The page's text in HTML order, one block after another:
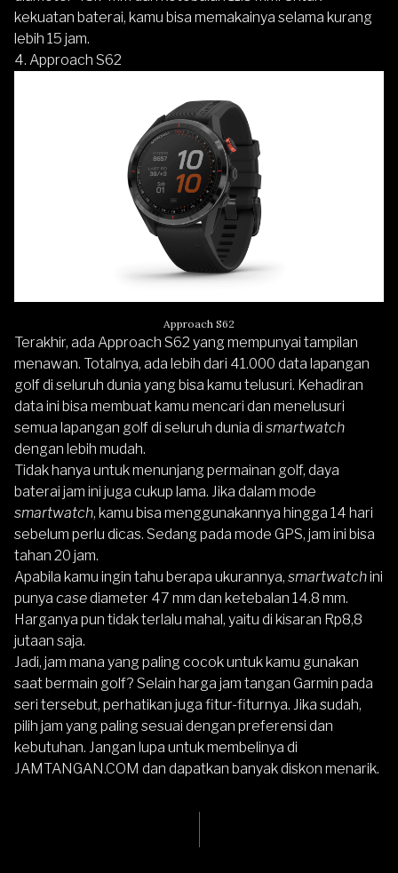
kekuatan baterai, kamu bisa memakainya selama kurang
lebih 15 jam.
4. Approach S62
Approach S62
Terakhir, ada Approach S62 yang mempunyai tampilan
menawan. Totalnya, ada lebih dari 41.000 data lapangan
golf di seluruh dunia yang bisa kamu telusuri. Kehadiran
data ini bisa membuat kamu mencari dan menelusuri
semua lapangan golf di seluruh dunia di smartwatch
dengan lebih mudah.
Tidak hanya untuk menunjang permainan golf, daya
baterai jam ini juga cukup lama. Jika dalam mode
smartwatch, kamu bisa menggunakannya hingga 14 hari
sebelum perlu dicas. Sedang pada mode GPS, jam ini bisa
tahan 20 jam.
Apabila kamu ingin tahu berapa ukurannya, smartwatchini
punya casediameter 47 mm dan ketebalan 14.8 mm.
Harganya pun tidak terlalu mahal, yaitu di kisaran Rp8,8
jutaan saja.
Jadi, jam mana yang paling cocok untuk kamu gunakan
saat bermain golf? Selain harga jam tangan Garmin pada
seri tersebut, perhatikan juga fitur-fiturnya. Jika sudah,
pilih jam yang paling sesuai dengan preferensi dan
kebutuhan. Jangan lupa untuk membelinya di
JAMTANGAN.COM dan dapatkan banyak diskon menarik.